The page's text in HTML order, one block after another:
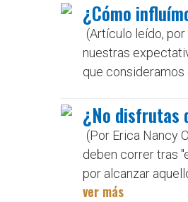
¿Cómo
(Artículo leído,
nuestras
que consideramos
¿No disfrutas
(Por Erica Nancy
deben correr tras
por alcanzar
ver más